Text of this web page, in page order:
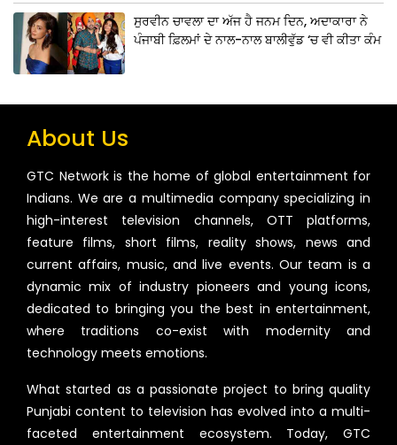
ਸੁਰਵੀਨ ਚਾਵਲਾ ਦਾ ਅੱਜ ਹੈ ਜਨਮ ਦਿਨ, ਅਦਾਕਾਰਾ ਨੇ
ਪੰਜਾਬੀ ਫ਼ਿਲਮਾਂ ਦੇ ਨਾਲ-ਨਾਲ ਬਾਲੀਵੁੱਡ ‘ਚ ਵੀ ਕੀਤਾ ਕੰਮ
About Us
GTC Network is the home of global entertainment for
Indians. We are a multimedia company specializing in
high-interest television channels, OTT platforms,
feature films, short films, reality shows, news and
current affairs, music, and live events. Our team is a
dynamic mix of industry pioneers and young icons,
dedicated to bringing you the best in entertainment,
where traditions co-exist with modernity and
technology meets emotions.
What started as a passionate project to bring quality
Punjabi content to television has evolved into a multi-
faceted entertainment ecosystem. Today, GTC